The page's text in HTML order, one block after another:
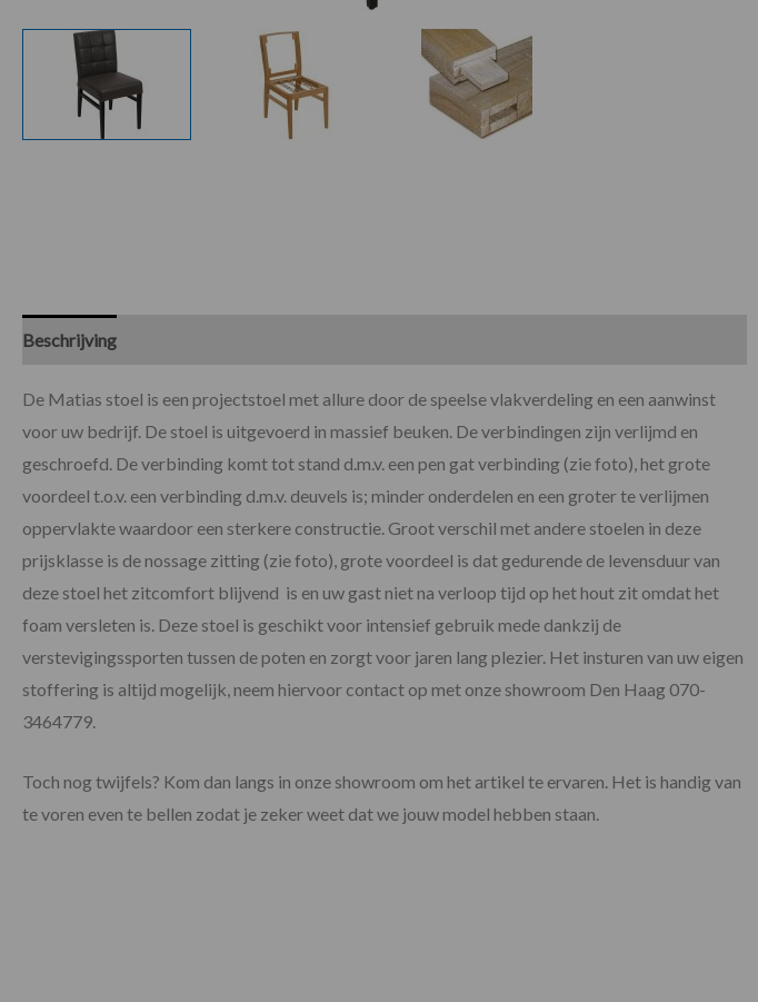
Beschrijving
De Matias stoel is een projectstoel met allure door de speelse vlakverdeling en een aanwinst
voor uw bedrijf. De stoel is uitgevoerd in massief beuken. De verbindingen zijn verlijmd en
geschroefd. De verbinding komt tot stand d.m.v. een pen gat verbinding (zie foto), het grote
voordeel t.o.v. een verbinding d.m.v. deuvels is; minder onderdelen en een groter te verlijmen
oppervlakte waardoor een sterkere constructie. Groot verschil met andere stoelen in deze
prijsklasse is de nossage zitting (zie foto), grote voordeel is dat gedurende de levensduur van
deze stoel het zitcomfort blijvend is en uw gast niet na verloop tijd op het hout zit omdat het
foam versleten is. Deze stoel is geschikt voor intensief gebruik mede dankzij de
verstevigingssporten tussen de poten en zorgt voor jaren lang plezier. Het insturen van uw eigen
stoffering is altijd mogelijk, neem hiervoor contact op met onze showroom Den Haag 070-
3464779.
Toch nog twijfels? Kom dan langs in onze showroom om het artikel te ervaren. Het is handig van
te voren even te bellen zodat je zeker weet dat we jouw model hebben staan.